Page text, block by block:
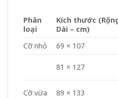
Phân
loại
Kích thước
Dài – cm)
Cỡ nhỏ
69 × 107
81 × 127
Cỡ vừa 89 × 133